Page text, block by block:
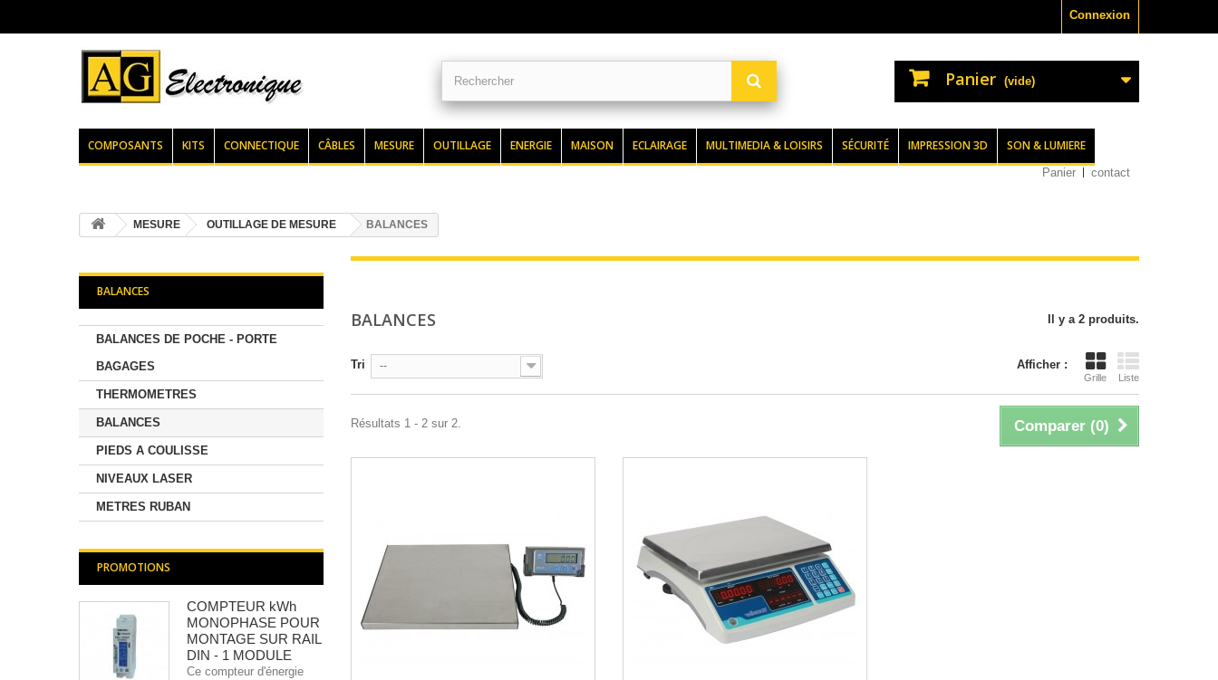
Connexion
Panier (vide)
COMPOSANTS KITS CONNECTIQUE CÂBLES MESURE OUTILLAGE ENERGIE MAISON ECLAIRAGE MULTIMEDIA & LOISIRS SÉCURITÉ IMPRESSION 3D SON & LUMIERE
Panier contact
MESURE OUTILLAGE DE MESURE BALANCES
BALANCES
BALANCES DE POCHE - PORTE
BAGAGES
THERMOMETRES
BALANCES
PIEDS A COULISSE
NIVEAUX LASER
METRES RUBAN
PROMOTIONS
COMPTEUR kWh
MONOPHASE POUR
MONTAGE SUR RAIL
DIN - 1 MODULE
Ce compteur d'énergie
BALANCES Il y a 2 produits.
Afficher :
Grille Liste
Tri --
Comparer (0)
Résultats 1 - 2 sur 2.